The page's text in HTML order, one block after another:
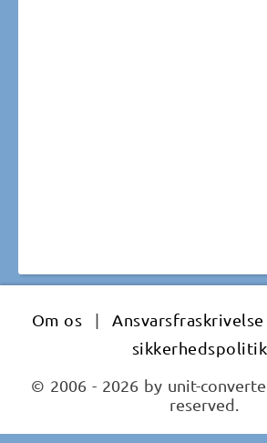
Om os | Ansvarsfraskrivelse
sikkerhedspolitik
© 2006 - 2026 by unit-
reserved.